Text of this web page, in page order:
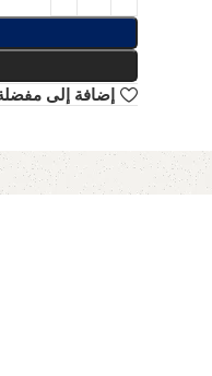
إضافة إلى